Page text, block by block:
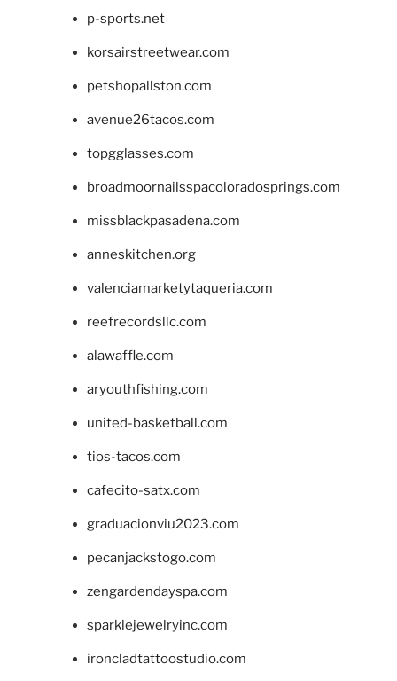
p-sports.net
korsairstreetwear.com
petshopallston.com
avenue26tacos.com
topgglasses.com
broadmoornailsspacoloradosprings.com
missblackpasadena.com
anneskitchen.org
valenciamarketytaqueria.com
reefrecordsllc.com
alawaffle.com
aryouthfishing.com
united-basketball.com
tios-tacos.com
cafecito-satx.com
graduacionviu2023.com
pecanjackstogo.com
zengardendayspa.com
sparklejewelryinc.com
ironcladtattoostudio.com